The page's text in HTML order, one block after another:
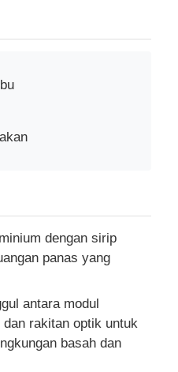
dengan sirip
panas yang
antara modul
rakitan optik untuk
basah dan